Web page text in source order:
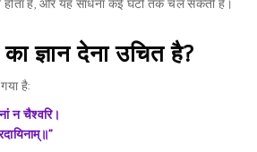
होता है, और यह साधना कई घंटों तक चल सकती है।
का ज्ञान देना उचित है?
है:
न चैश्वरि।